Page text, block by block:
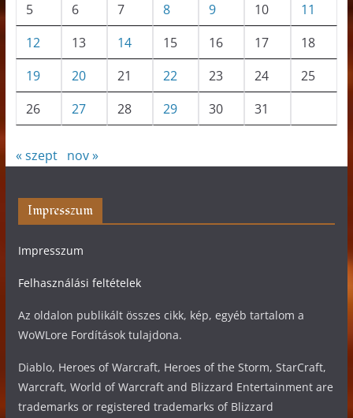
5
6 7 8 9 10
11
12
13 14 15 16 17
18
19
20 21 22 23 24
25
26
27 28 29 30 31
« szept nov »
Impresszum
Impresszum
Felhasználási feltételek
Az oldalon publikált összes cikk, kép, egyéb tartalom a
WoWLore Fordítások tulajdona.
Diablo, Heroes of Warcraft, Heroes of the Storm, StarCraft,
Warcraft, World of Warcraft and Blizzard Entertainment are
trademarks or registered trademarks of Blizzard